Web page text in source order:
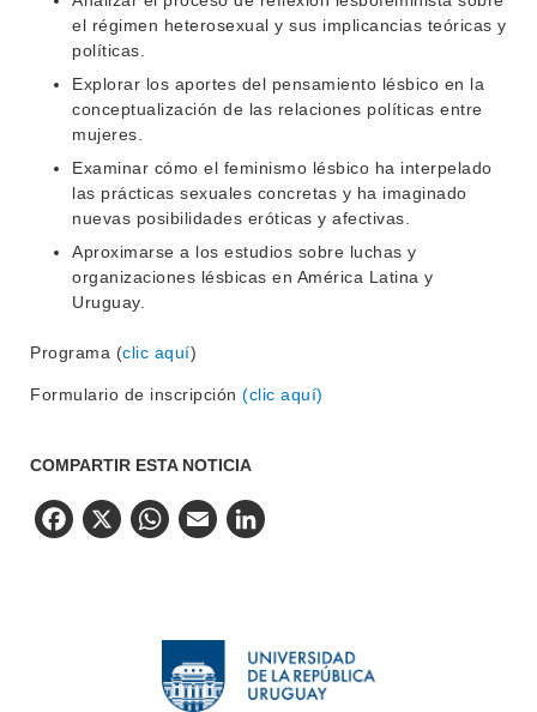
el régimen heterosexual y sus implicancias teóricas y
políticas.
Explorar los aportes del pensamiento lésbico en la
conceptualización de las relaciones políticas entre
mujeres.
Examinar cómo el feminismo lésbico ha interpelado
las prácticas sexuales concretas y ha imaginado
nuevas posibilidades eróticas y afectivas.
Aproximarse a los estudios sobre luchas y
organizaciones lésbicas en América Latina y
Uruguay.
Programa (clic aquí)
Formulario de inscripción (clic aquí)
COMPARTIR ESTA NOTICIA
Facebook
X WhatsApp
Email